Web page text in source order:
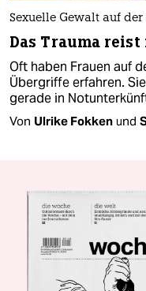
Sexuelle Gewalt auf
Das Trauma reist
Oft haben Frauen auf
Übergriffe erfahren.
gerade in
Von Ulrike Fokken und